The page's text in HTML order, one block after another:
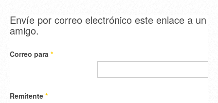
Envíe por correo electrónico este enlace a un
amigo.
Correo para *
Remitente *